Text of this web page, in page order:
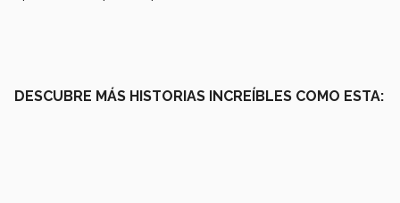
DESCUBRE MÁS HISTORIAS INCREÍBLES COMO ESTA: